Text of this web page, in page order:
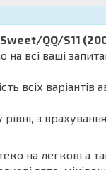
QQ/S11
всі ваші
всіх варіантів
з
на легкові а